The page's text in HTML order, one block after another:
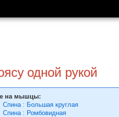
одной рукой
на мышцы:
Спина: Большая круглая
Спина: Ромбовидная